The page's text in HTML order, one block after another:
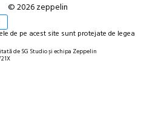
© 2026 zeppelin
de pe acest site sunt protejate de legea
de SG Studio și echipa Zeppelin